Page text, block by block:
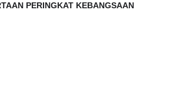
PERINGKAT KEBANGSAAN